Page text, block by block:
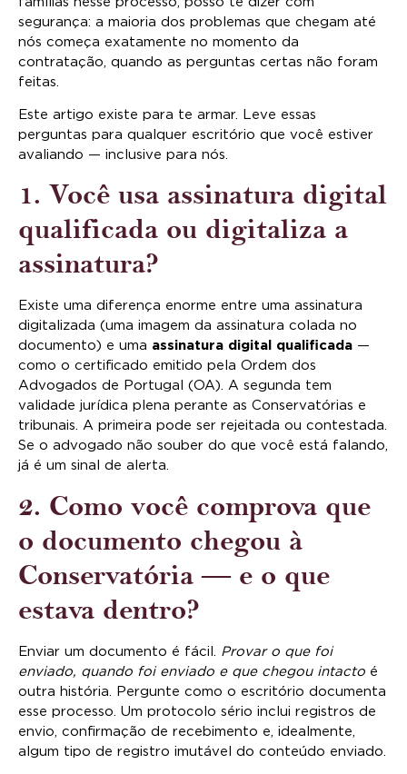
segurança: a maioria dos problemas que chegam até
nós começa exatamente no momento da
contratação, quando as perguntas certas não foram
feitas.
Este artigo existe para te armar. Leve essas
perguntas para qualquer escritório que você estiver
avaliando — inclusive para nós.
1. Você usa assinatura digital
qualificada ou digitaliza a
assinatura?
Existe uma diferença enorme entre uma assinatura
digitalizada (uma imagem da assinatura colada no
documento) e uma assinatura digital qualificada —
como o certificado emitido pela Ordem dos
Advogados de Portugal (OA). A segunda tem
validade jurídica plena perante as Conservatórias e
tribunais. A primeira pode ser rejeitada ou contestada.
Se o advogado não souber do que você está falando,
já é um sinal de alerta.
2. Como você comprova que
o documento chegou à
Conservatória — e o que
estava dentro?
Enviar um documento é fácil. Provar o que foi
enviado, quando foi enviado e que chegou intacto é
outra história. Pergunte como o escritório documenta
esse processo. Um protocolo sério inclui registros de
envio, confirmação de recebimento e, idealmente,
algum tipo de registro imutável do conteúdo enviado.